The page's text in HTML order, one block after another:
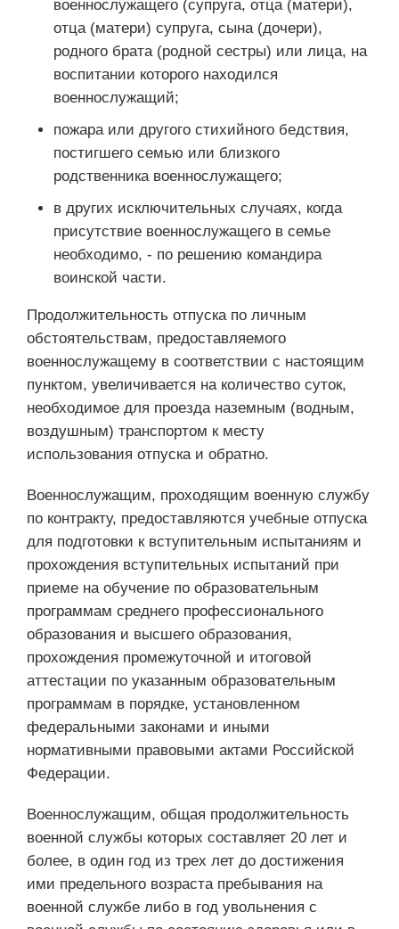
военнослужащего (супруга, отца (матери),
отца (матери) супруга, сына (дочери),
родного брата (родной сестры) или лица, на
воспитании которого находился
военнослужащий;
пожара или другого стихийного бедствия,
постигшего семью или близкого
родственника военнослужащего;
в других исключительных случаях, когда
присутствие военнослужащего в семье
необходимо, - по решению командира
воинской части.
Продолжительность отпуска по личным
обстоятельствам, предоставляемого
военнослужащему в соответствии с настоящим
пунктом, увеличивается на количество суток,
необходимое для проезда наземным (водным,
воздушным) транспортом к месту
использования отпуска и обратно.
Военнослужащим, проходящим военную службу
по контракту, предоставляются учебные отпуска
для подготовки к вступительным испытаниям и
прохождения вступительных испытаний при
приеме на обучение по образовательным
программам среднего профессионального
образования и высшего образования,
прохождения промежуточной и итоговой
аттестации по указанным образовательным
программам в порядке, установленном
федеральными законами и иными
нормативными правовыми актами Российской
Федерации.
Военнослужащим, общая продолжительность
военной службы которых составляет 20 лет и
более, в один год из трех лет до достижения
ими предельного возраста пребывания на
военной службе либо в год увольнения с